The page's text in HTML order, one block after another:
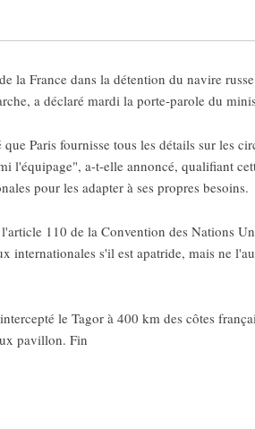
la France dans la détention du navire
a déclaré mardi la porte-parole du
Paris fournisse tous les détails sur les
l'équipage", a-t-elle annoncé, qualifiant
pour les adapter à ses propres besoins.
110 de la Convention des Nations
internationales s'il est apatride, mais ne
le Tagor à 400 km des côtes
pavillon. Fin